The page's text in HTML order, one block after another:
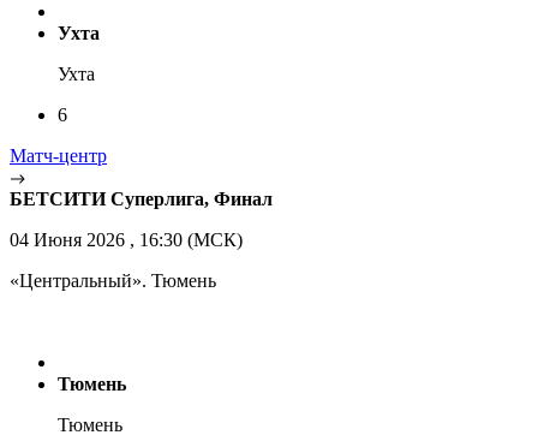
Ухта
Ухта
6
Матч-центр
БЕТСИТИ Суперлига, Финал
04 Июня 2026 , 16:30 (МСК)
«Центральный». Тюмень
Тюмень
Тюмень